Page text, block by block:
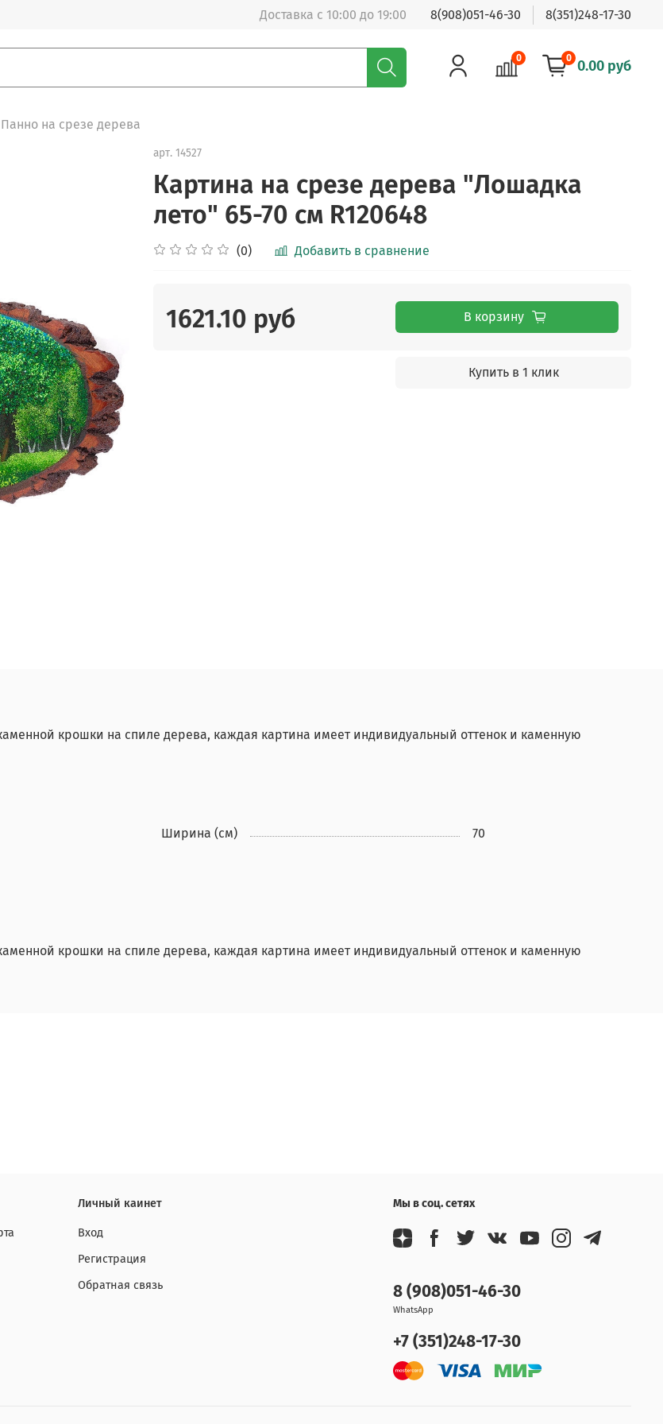
Доставка с 10:00 до 19:00 8(908)051-46-30 8(351)248-17-30
0 0 0.00 руб
Панно на срезе дерева
арт. 14527
Картина на срезе дерева "Лошадка
лето" 65-70 см R120648
(0) Добавить в сравнение
1621.10 руб В корзину
Купить в 1 клик
крошки на спиле дерева, каждая картина имеет индивидуальный оттенок и каменную
Ширина (см) 70
крошки на спиле дерева, каждая картина имеет индивидуальный оттенок и каменную
Личный каинет
Вход
Регистрация
Обратная связь
Мы в соц. сетях
8 (908)051-46-30
WhatsApp
+7 (351)248-17-30